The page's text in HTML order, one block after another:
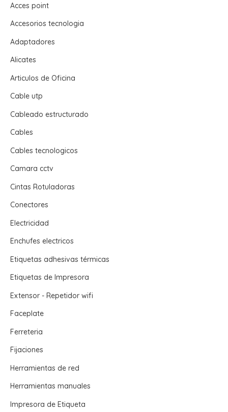
Acces point
Accesorios tecnologia
Adaptadores
Alicates
Articulos de Oficina
Cable utp
Cableado estructurado
Cables
Cables tecnologicos
Camara cctv
Cintas Rotuladoras
Conectores
Electricidad
Enchufes electricos
Etiquetas adhesivas térmicas
Etiquetas de Impresora
Extensor - Repetidor wifi
Faceplate
Ferreteria
Fijaciones
Herramientas de red
Herramientas manuales
Impresora de Etiqueta